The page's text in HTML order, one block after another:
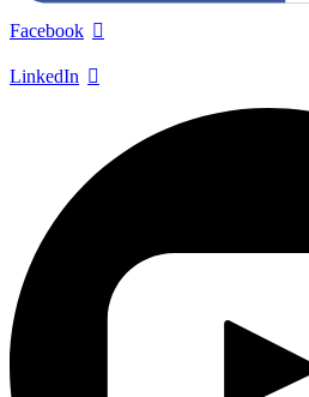
Facebook
LinkedIn